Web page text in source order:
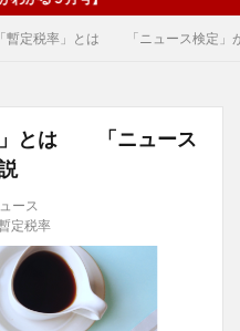
暫定税率」とは 「ニュース検定」
」とは 「ニュース
ース
定税率